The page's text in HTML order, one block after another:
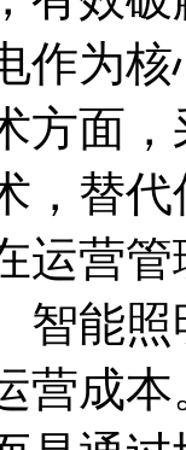
作为
方面
，替
运营
智能
营成